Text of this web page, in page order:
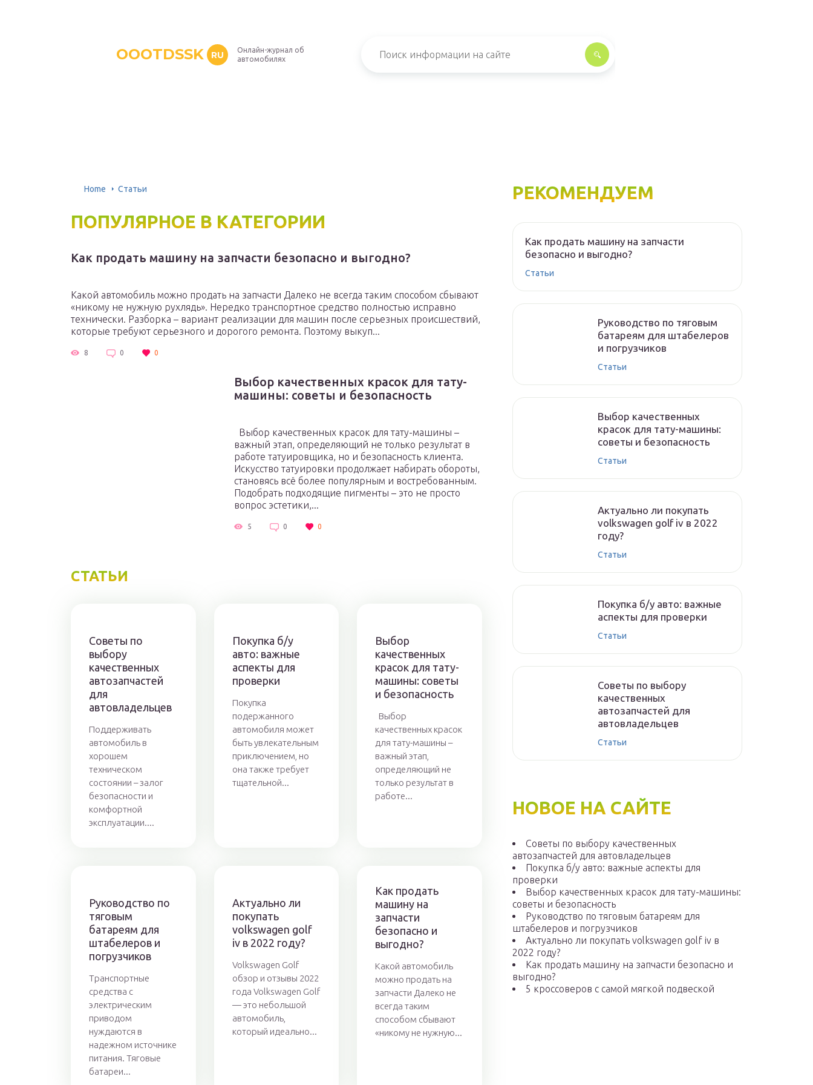
OOOTDSSK RU
Онлайн-журнал об
автомобилях
Home Статьи
ПОПУЛЯРНОЕ В КАТЕГОРИИ
Как продать машину на запчасти безопасно и выгодно?
Какой автомобиль можно продать на запчасти Далеко не всегда таким способом сбывают
«никому не нужную рухлядь». Нередко транспортное средство полностью исправно
технически. Разборка – вариант реализации для машин после серьезных происшествий,
которые требуют серьезного и дорогого ремонта. Поэтому выкуп...
8 0 0
Выбор качественных красок для тату-
машины: советы и безопасность
Выбор качественных красок для тату-машины –
важный этап, определяющий не только результат в
работе татуировщика, но и безопасность клиента.
Искусство татуировки продолжает набирать обороты,
становясь всё более популярным и востребованным.
Подобрать подходящие пигменты – это не просто
вопрос эстетики,...
5 0 0
СТАТЬИ
Советы по
выбору
качественных
автозапчастей
для
автовладельцев
Поддерживать
автомобиль в
хорошем
техническом
состоянии – залог
безопасности и
комфортной
эксплуатации....
Покупка б/у
авто: важные
аспекты для
проверки
Покупка
подержанного
автомобиля может
быть увлекательным
приключением, но
она также требует
тщательной...
Выбор
качественных
красок для тату-
машины: советы
и безопасность
Выбор
качественных красок
для тату-машины –
важный этап,
определяющий не
только результат в
работе...
Руководство по
тяговым
батареям для
штабелеров и
погрузчиков
Транспортные
средства с
электрическим
приводом
нуждаются в
надежном источнике
питания. Тяговые
батареи...
Актуально ли
покупать
volkswagen golf
iv в 2022 году?
Volkswagen Golf
обзор и отзывы 2022
года Volkswagen Golf
— это небольшой
автомобиль,
который идеально...
Как продать
машину на
запчасти
безопасно и
выгодно?
Какой автомобиль
можно продать на
запчасти Далеко не
всегда таким
способом сбывают
«никому не нужную...
РЕКОМЕНДУЕМ
Как продать машину на запчасти
безопасно и выгодно?
Статьи
Руководство по тяговым
батареям для штабелеров
и погрузчиков
Статьи
Выбор качественных
красок для тату-машины:
советы и безопасность
Статьи
Актуально ли покупать
volkswagen golf iv в 2022
году?
Статьи
Покупка б/у авто: важные
аспекты для проверки
Статьи
Советы по выбору
качественных
автозапчастей для
автовладельцев
Статьи
НОВОЕ НА САЙТЕ
Советы по выбору качественных
автозапчастей для автовладельцев
Покупка б/у авто: важные аспекты для
проверки
Выбор качественных красок для тату-машины:
советы и безопасность
Руководство по тяговым батареям для
штабелеров и погрузчиков
Актуально ли покупать volkswagen golf iv в
2022 году?
Как продать машину на запчасти безопасно и
выгодно?
5 кроссоверов с самой мягкой подвеской